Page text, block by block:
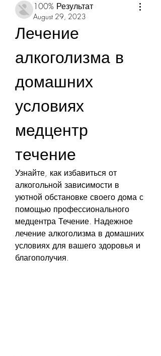
100% Результат
August 29, 2023
Лечение
алкоголизма в
домашних
условиях
медцентр
течение
Узнайте, как избавиться от
алкогольной зависимости в
уютной обстановке своего дома с
помощью профессионального
медцентра Течение. Надежное
лечение алкоголизма в домашних
условиях для вашего здоровья и
благополучия.